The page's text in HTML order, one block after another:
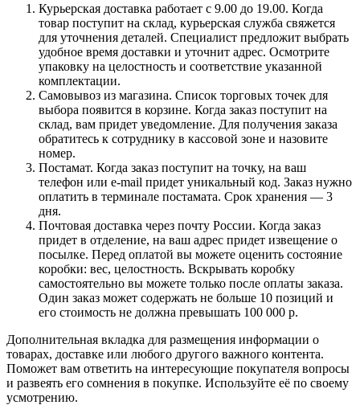
Курьерская доставка работает с 9.00 до 19.00. Когда
товар поступит на склад, курьерская служба свяжется
для уточнения деталей. Специалист предложит выбрать
удобное время доставки и уточнит адрес. Осмотрите
упаковку на целостность и соответствие указанной
комплектации.
Самовывоз из магазина. Список торговых точек для
выбора появится в корзине. Когда заказ поступит на
склад, вам придет уведомление. Для получения заказа
обратитесь к сотруднику в кассовой зоне и назовите
номер.
Постамат. Когда заказ поступит на точку, на ваш
телефон или e-mail придет уникальный код. Заказ нужно
оплатить в терминале постамата. Срок хранения — 3
дня.
Почтовая доставка через почту России. Когда заказ
придет в отделение, на ваш адрес придет извещение о
посылке. Перед оплатой вы можете оценить состояние
коробки: вес, целостность. Вскрывать коробку
самостоятельно вы можете только после оплаты заказа.
Один заказ может содержать не больше 10 позиций и
его стоимость не должна превышать 100 000 р.
Дополнительная вкладка для размещения информации о
товарах, доставке или любого другого важного контента.
Поможет вам ответить на интересующие покупателя вопросы
и развеять его сомнения в покупке. Используйте её по своему
усмотрению.